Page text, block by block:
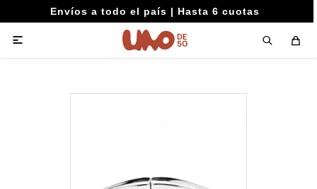
Envíos a todo el país | Hasta 6 cuotas
